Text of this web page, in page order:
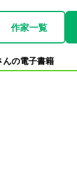
作家一覧
んの電子書籍